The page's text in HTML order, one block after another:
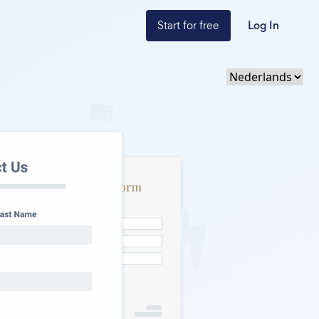
Start for free Log In